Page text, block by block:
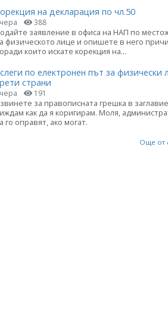
на декларация по чл.50
388
заявление в офиса на НАП по
физическото лице и опишете в него
които искате корекция на...
по електронен път за физически
страни
191
за правописната грешка в
как да я коригирам. Моля,
го оправят, ако могат.
Още от